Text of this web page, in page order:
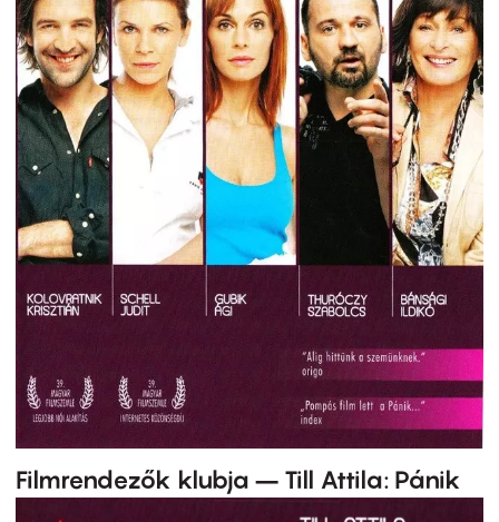
Filmrendezők klubja – Till Attila: Pánik